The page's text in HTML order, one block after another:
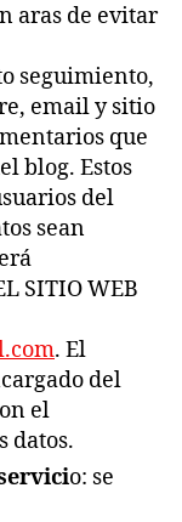
aras de evitar
seguimiento,
email y sitio
que
blog. Estos
del
sean
SITIO WEB
. El
del
el
datos.
o: se